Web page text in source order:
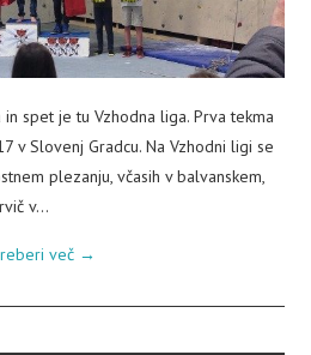
spet je tu Vzhodna liga. Prva tekma
v Slovenj Gradcu. Na Vzhodni ligi se
plezanju, včasih v balvanskem,
v…
več →